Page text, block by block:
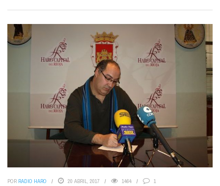
POR RADIO HARO 20 ABRIL, 2017 1464 1